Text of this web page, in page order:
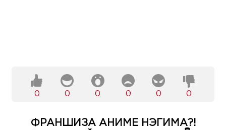
0 0 0 0 0 0
ФРАНШИЗА АНИМЕ НЭГИМА?!